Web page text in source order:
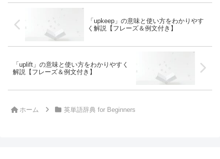
「upkeep」の意味と使い方をわかりやす
く解説【フレーズ＆例文付き】
「uplift」の意味と使い方をわかりやすく
解説【フレーズ＆例文付き】
ホーム 英単語辞典 for Beginners